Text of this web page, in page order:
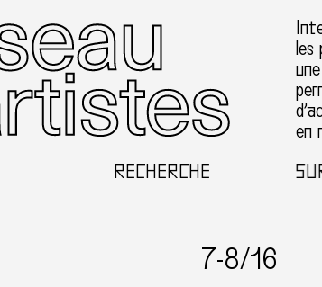
les
en
RECHERCHE
BIENVENUE SUR
7-8/16